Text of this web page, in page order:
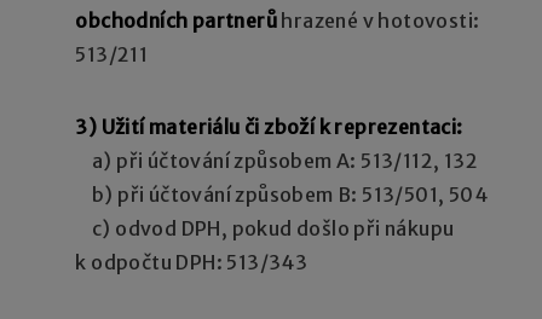
obchodních partnerů hrazené v hotovosti:
513/211
3) Užití materiálu či zboží k reprezentaci:
a) při účtování způsobem A: 513/112, 132
b) při účtování způsobem B: 513/501, 504
c) odvod DPH, pokud došlo při nákupu
k odpočtu DPH: 513/343